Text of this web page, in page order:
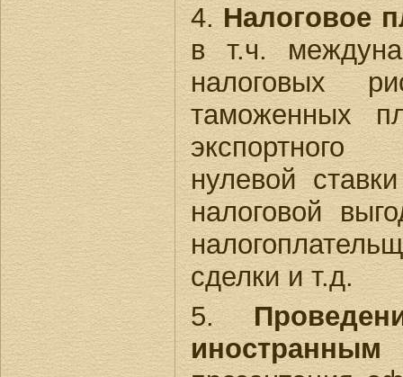
4.Налоговое
в т.ч.
налоговых
таможенных
нулевой
налоговой
сделки и т.д.
5.